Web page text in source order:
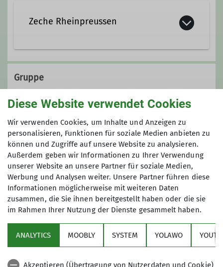
Zeche Rheinpreussen
Gruppe
KulTourgruppe
Die KulTourwandergruppe verbindet
das Wandern mit einem kulturellen
Ereignis, wobei sich die Schwerpunkte
auch schon mal verlagern dürfen.
Unsere Ziele liegen oft im Ruhrgebiet,
Radius von etwa 50 km um Duisburg.
Außer am Wochenende starten wir
Sektion
Diese Website verwendet Cookies
Wir verwenden Cookies, um Inhalte und Anzeigen zu
personalisieren, Funktionen für soziale Medien anbieten zu
können und Zugriffe auf unsere Website zu analysieren.
Außerdem geben wir Informationen zu Ihrer Verwendung
unserer Website an unsere Partner für soziale Medien,
Werbung und Analysen weiter. Unsere Partner führen diese
Informationen möglicherweise mit weiteren Daten
zusammen, die Sie ihnen bereitgestellt haben oder die sie
im Rahmen Ihrer Nutzung der Dienste gesammelt haben.
ANALYTICS MOOBLY SYSTEM YOLAWO
Akzeptieren (Übertragung von Nutzerdaten und Cookie)